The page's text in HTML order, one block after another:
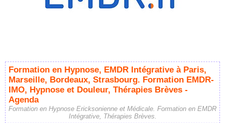
Formation en Hypnose, EMDR Intégrative à Paris,
Marseille, Bordeaux, Strasbourg. Formation EMDR-
IMO, Hypnose et Douleur, Thérapies Brèves -
Agenda
Formation en Hypnose Ericksonienne et Médicale. Formation en EMDR
Intégrative, Thérapies Brèves.